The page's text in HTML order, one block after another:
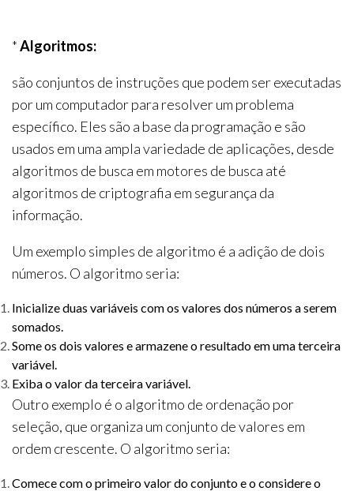
*Algoritmos:
são conjuntos de instruções que podem ser executadas
por um computador para resolver um problema
específico. Eles são a base da programação e são
usados em uma ampla variedade de aplicações, desde
algoritmos de busca em motores de busca até
algoritmos de criptografia em segurança da
informação.
Um exemplo simples de algoritmo é a adição de dois
números. O algoritmo seria:
Inicialize duas variáveis ​​com os valores dos números a serem
somados.
Some os dois valores e armazene o resultado em uma terceira
variável.
Exiba o valor da terceira variável.
Outro exemplo é o algoritmo de ordenação por
seleção, que organiza um conjunto de valores em
ordem crescente. O algoritmo seria:
Comece com o primeiro valor do conjunto e o considere o